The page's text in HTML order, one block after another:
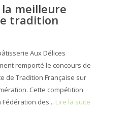
meilleure
tradition
Aux Délices
remporté le concours de
de Tradition Française sur
Cette compétition
des... Lire la suite